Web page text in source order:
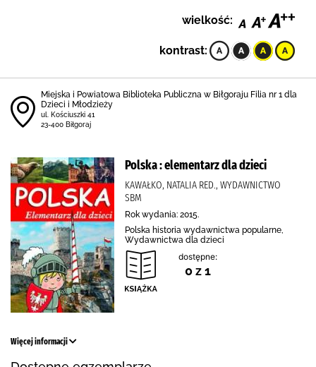
wielkość:
kontrast:
Miejska i Powiatowa Biblioteka Publiczna w Biłgoraju Filia nr 1 dla
Dzieci i Młodzieży
ul. Kościuszki 41
23-400 Biłgoraj
Polska : elementarz dla dzieci
KAWAŁKO, NATALIA RED., WYDAWNICTWO
SBM
Rok wydania: 2015.
Polska historia wydawnictwa popularne,
Wydawnictwa dla dzieci
dostępne:
0 z 1
Więcej informacji